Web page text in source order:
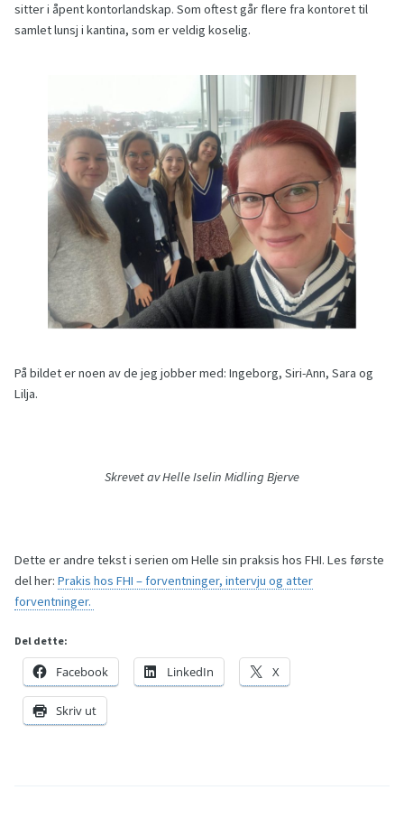
sitter i åpent kontorlandskap. Som oftest går flere fra kontoret til
samlet lunsj i kantina, som er veldig koselig.
På bildet er noen av de jeg jobber med: Ingeborg, Siri-Ann, Sara og
Lilja.
Skrevet av Helle Iselin Midling Bjerve
Dette er andre tekst i serien om Helle sin praksis hos FHI. Les første
del her: Prakis hos FHI – forventninger, intervju og atter
forventninger.
Del dette:
Facebook LinkedIn X
Skriv ut